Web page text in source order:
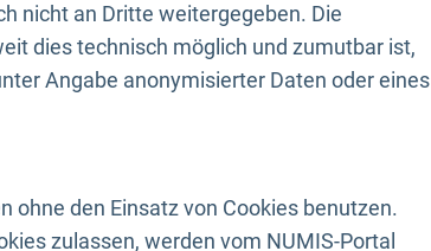
nicht an Dritte weitergegeben. Die
dies technisch möglich und zumutbar ist,
Angabe anonymisierter Daten oder eines
ohne den Einsatz von Cookies benutzen.
zulassen, werden vom NUMIS-Portal